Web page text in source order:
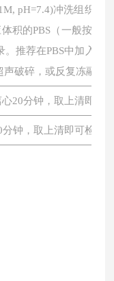
pH=7.4)冲洗组织
积的PBS（一般按
推荐在PBS中加入
破碎，或反复冻融。
心20分钟，取上清即
钟，取上清即可检测